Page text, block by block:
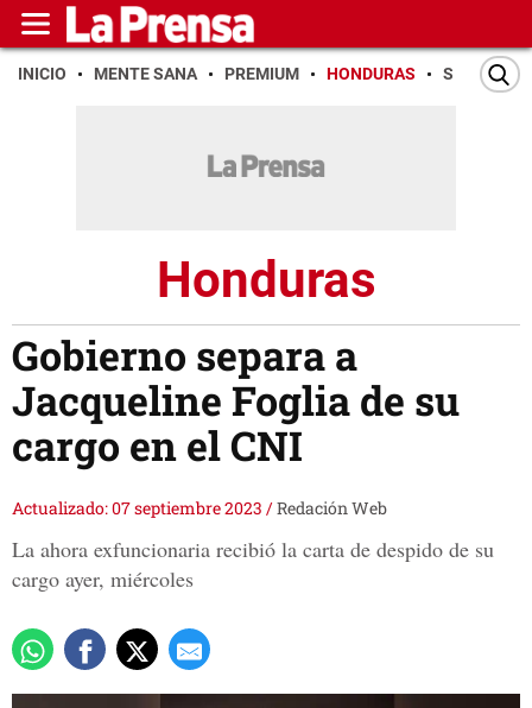
INICIO MENTE SANA PREMIUM HONDURAS SAN PEDRO
Honduras
Gobierno separa a
Jacqueline Foglia de su
cargo en el CNI
Actualizado: 07 septiembre 2023 /Redación Web
La ahora exfuncionaria recibió la carta de despido de su
cargo ayer, miércoles